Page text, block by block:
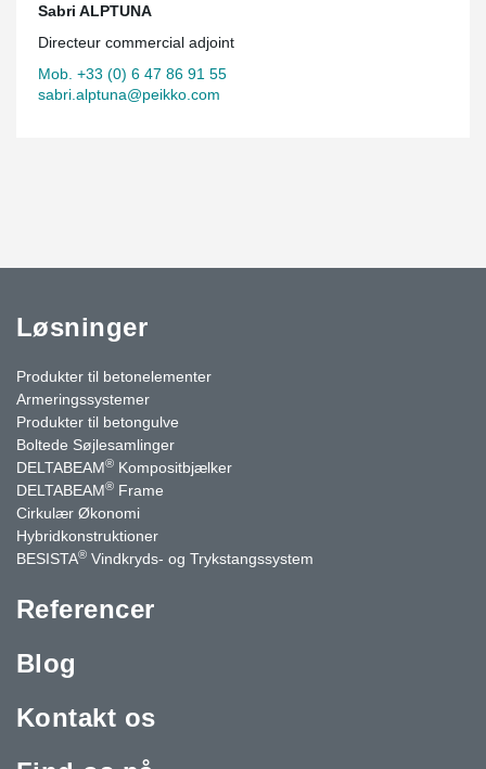
Sabri ALPTUNA
Directeur commercial adjoint
Mob. +33 (0) 6 47 86 91 55
sabri.alptuna@peikko.com
Løsninger
Produkter til betonelementer
Armeringssystemer
Produkter til betongulve
Boltede Søjlesamlinger
DELTABEAM® Kompositbjælker
DELTABEAM® Frame
Cirkulær Økonomi
Hybridkonstruktioner
BESISTA® Vindkryds- og Trykstangssystem
Referencer
Blog
Kontakt os